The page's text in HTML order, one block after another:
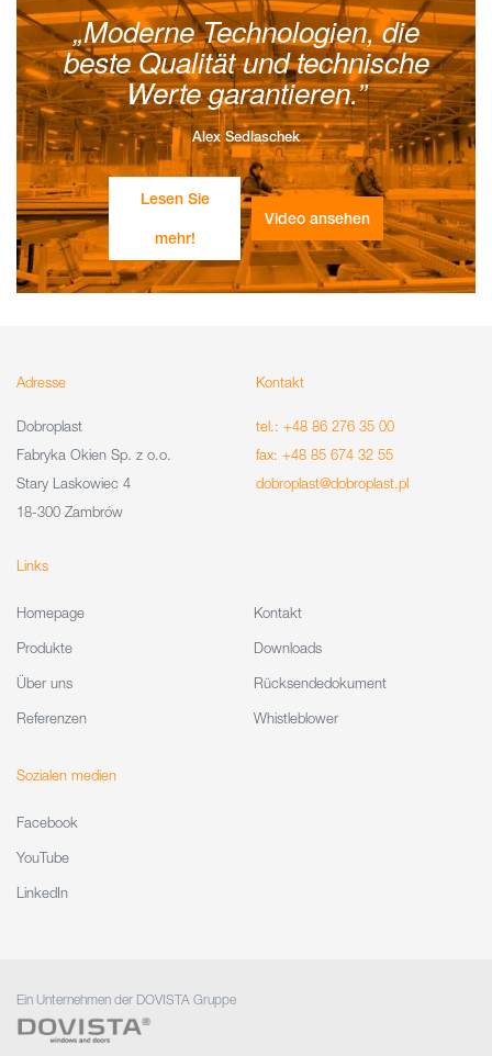
Moderne Technologien, die
beste Qualität und technische
Werte garantieren.
Alex Sedlaschek
Lesen Sie
mehr!
Video ansehen
Adresse
Dobroplast
Fabryka Okien Sp. z o.o.
Stary Laskowiec 4
18-300 Zambrów
Kontakt
tel.: +48 86 276 35 00
fax: +48 85 674 32 55
dobroplast@dobroplast.pl
Links
Homepage
Produkte
Über uns
Referenzen
Kontakt
Downloads
Rücksendedokument
Whistleblower
Sozialen medien
Facebook
YouTube
LinkedIn
Ein Unternehmen der DOVISTA Gruppe